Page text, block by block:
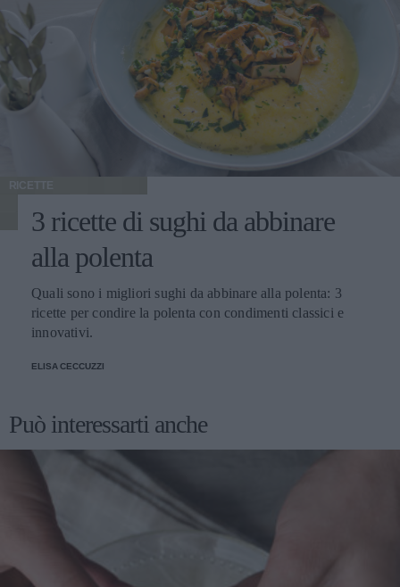
RICETTE
3 ricette di sughi da abbinare
alla polenta
Quali sono i migliori sughi da abbinare alla polenta: 3
ricette per condire la polenta con condimenti classici e
innovativi.
ELISA CECCUZZI
Può interessarti anche